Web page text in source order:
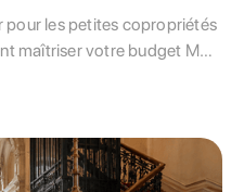
pour les petites copropriétés
maîtriser votre budget MRI